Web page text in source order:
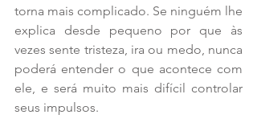
torna mais complicado. Se ninguém lhe
explica desde pequeno por que às
vezes sente tristeza, ira ou medo, nunca
poderá entender o que acontece com
ele, e será muito mais difícil controlar
seus impulsos.